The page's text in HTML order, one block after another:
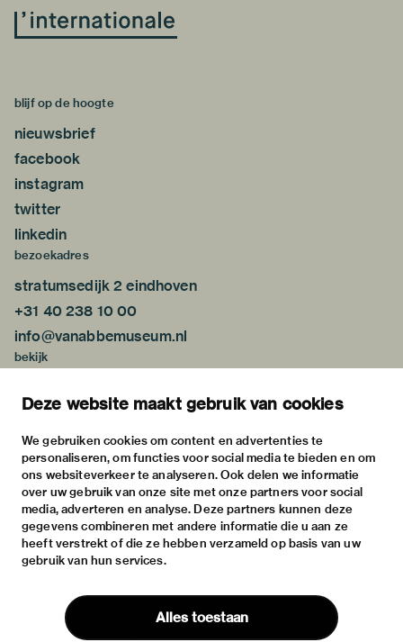
Deze website maakt gebruik van cookies
We gebruiken cookies om content en advertenties te
personaliseren, om functies voor social media te bieden en om
ons websiteverkeer te analyseren. Ook delen we informatie
over uw gebruik van onze site met onze partners voor social
media, adverteren en analyse. Deze partners kunnen deze
gegevens combineren met andere informatie die u aan ze
heeft verstrekt of die ze hebben verzameld op basis van uw
gebruik van hun services.
Alles toestaan
blijf op de hoogte
nieuwsbrief
facebook
instagram
twitter
linkedin
bezoekadres
stratumsedijk 2 eindhoven
+31 40 238 10 00
info@vanabbemuseum.nl
bekijk
activiteiten
praktische informatie
over
het museum
de collectie
fondsen & partners
huisregels